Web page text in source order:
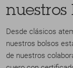
nuestros
Desde clásicos
nuestros bolsos
de nuestros